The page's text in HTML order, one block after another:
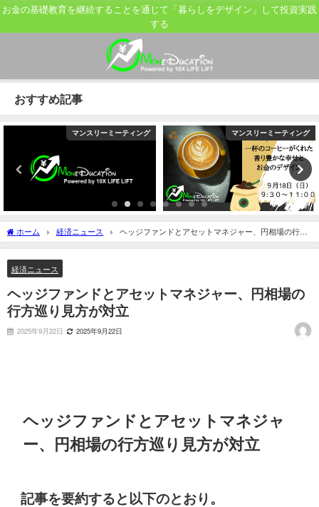
お金の基礎教育を継続することを通じて「暮らしをデザイン」して投資実践
する
おすすめ記事
マンスリーミーティング マンスリーミーティング
ホーム 経済ニュース
ヘッジファンドとアセットマネジャー、円相場の行方
巡り見方が対立
経済ニュース
ヘッジファンドとアセットマネジャー、円相場の
行方巡り見方が対立
2025年9月22日 2025年9月22日
ヘッジファンドとアセットマネジャ
ー、円相場の行方巡り見方が対立
記事を要約すると以下のとおり。